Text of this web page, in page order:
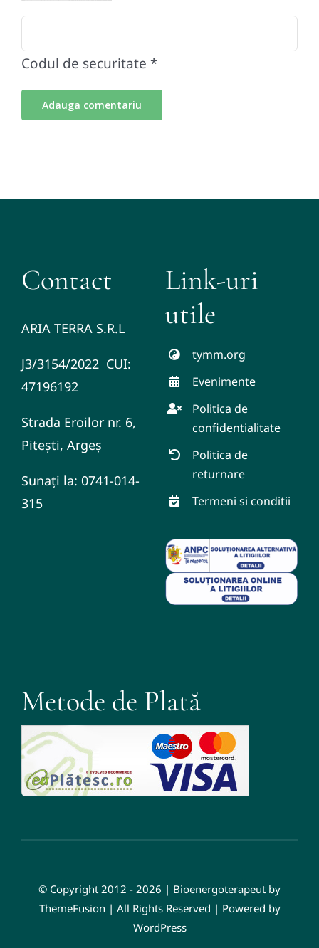
Codul de securitate *
Contact
ARIA TERRA S.R.L
J3/3154/2022 CUI:
47196192
Strada Eroilor nr. 6,
Pitești, Argeș
Sunați la: 0741-014-
315
Link-uri
utile
tymm.org
Evenimente
Politica de
confidentialitate
Politica de
returnare
Termeni si conditii
Metode de Plată
© Copyright 2012 - 2026 | Bioenergoterapeut by
ThemeFusion | All Rights Reserved | Powered by
WordPress